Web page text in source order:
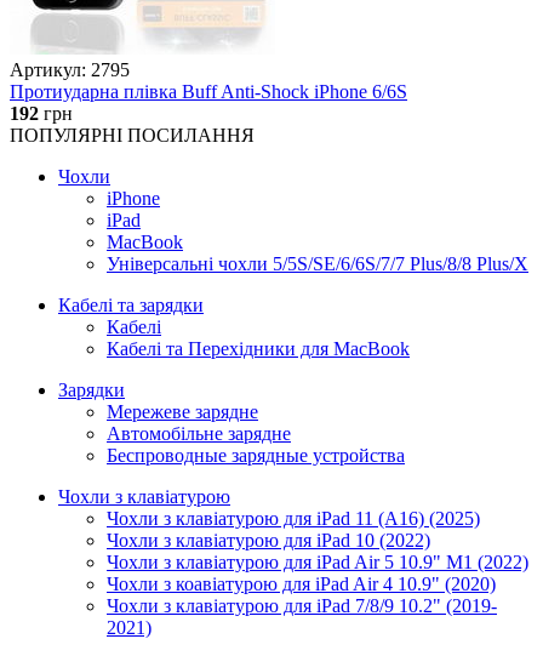
Артикул: 2795
Протиударна плівка Buff Anti-Shock iPhone 6/6S
192 грн
ПОПУЛЯРНІ ПОСИЛАННЯ
Чохли
iPhone
iPad
MacBook
Універсальні чохли 5/5S/SE/6/6S/7/7 Plus/8/8 Plus/X
Кабелі та зарядки
Кабелі
Кабелі та Перехідники для MacBook
Зарядки
Мережеве зарядне
Автомобільне зарядне
Беспроводные зарядные устройства
Чохли з клавіатурою
Чохли з клавіатурою для iPad 11 (A16) (2025)
Чохли з клавіатурою для iPad 10 (2022)
Чохли з клавіатурою для iPad Air 5 10.9" M1 (2022)
Чохли з коавіатурою для iPad Air 4 10.9" (2020)
Чохли з клавіатурою для iPad 7/8/9 10.2" (2019-
2021)